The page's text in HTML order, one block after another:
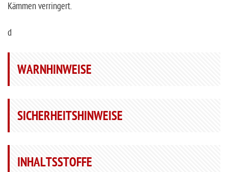
Kämmen verringert.
d
WARNHINWEISE
SICHERHEITSHINWEISE
INHALTSSTOFFE